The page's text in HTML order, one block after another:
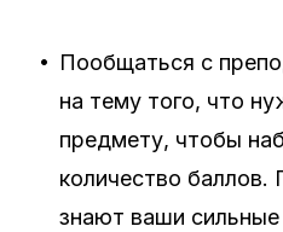
• Пообщаться с
на тему того, что
предмету, чтобы
количество баллов.
знают ваши